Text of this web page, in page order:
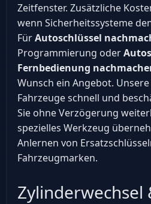
Zeitfenster. Zusätzliche
wenn Sicherheitssysteme
FürAutoschlüssel
Programmierung oder
Fernbedienung
Wunsch ein Angebot.
Fahrzeuge schnell und
Sie ohne Verzögerung
spezielles Werkzeug
Anlernen von
Fahrzeugmarken.
Zylinderwechsel